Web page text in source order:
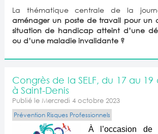
La thématique centrale de la
aménager un poste de travail pour un
situation de handicap atteint d’une
ou d’une maladie invalidante ?
Congrès de la SELF, du 17 au
à Saint-Denis
Publié le Mercredi 4 octobre 2023
Prévention Risques Professionnels
À l’occasion